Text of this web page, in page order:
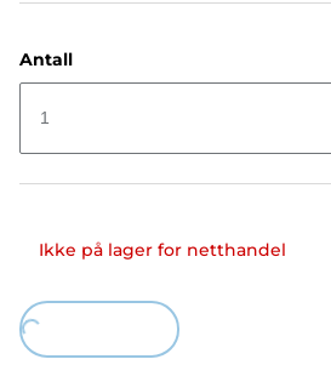
Antall
1
Ikke på lager for netthandel
Loading...